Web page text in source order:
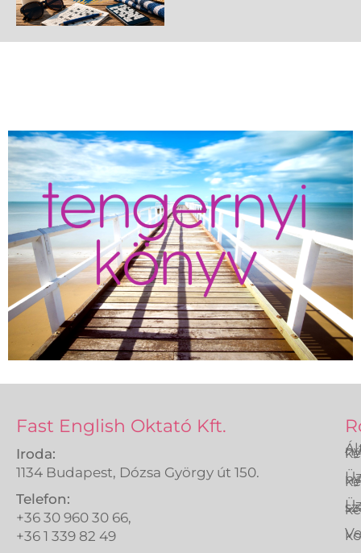
Fast English Oktató Kft.
Iroda:
1134 Budapest, Dózsa György út 150.
Telefon:
+36 30 960 30 66,
+36 1 339 82 49